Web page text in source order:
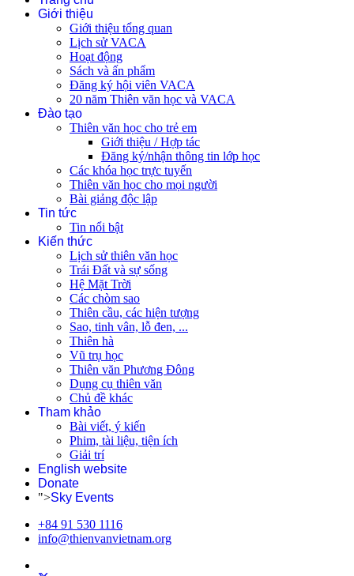
Giới thiệu
Giới thiệu tổng quan
Lịch sử VACA
Hoạt động
Sách và ấn phẩm
Đăng ký hội viên VACA
20 năm Thiên văn học và VACA
Đào tạo
Thiên văn học cho trẻ em
Giới thiệu / Hợp tác
Đăng ký/nhận thông tin lớp học
Các khóa học trực tuyến
Thiên văn học cho mọi người
Bài giảng độc lập
Tin tức
Tin nổi bật
Kiến thức
Lịch sử thiên văn học
Trái Đất và sự sống
Hệ Mặt Trời
Các chòm sao
Thiên cầu, các hiện tượng
Sao, tinh vân, lỗ đen, ...
Thiên hà
Vũ trụ học
Thiên văn Phương Đông
Dụng cụ thiên văn
Chủ đề khác
Tham khảo
Bài viết, ý kiến
Phim, tài liệu, tiện ích
Giải trí
English website
Donate
">Sky Events
+84 91 530 1116
info@thienvanvietnam.org